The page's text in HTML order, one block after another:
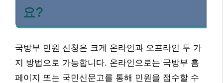
요?
국방부 민원 신청은 크게 온라인과 오프라인 두 가
지 방법으로 가능합니다. 온라인으로는 국방부 홈
페이지 또는 국민신문고를 통해 민원을 접수할 수